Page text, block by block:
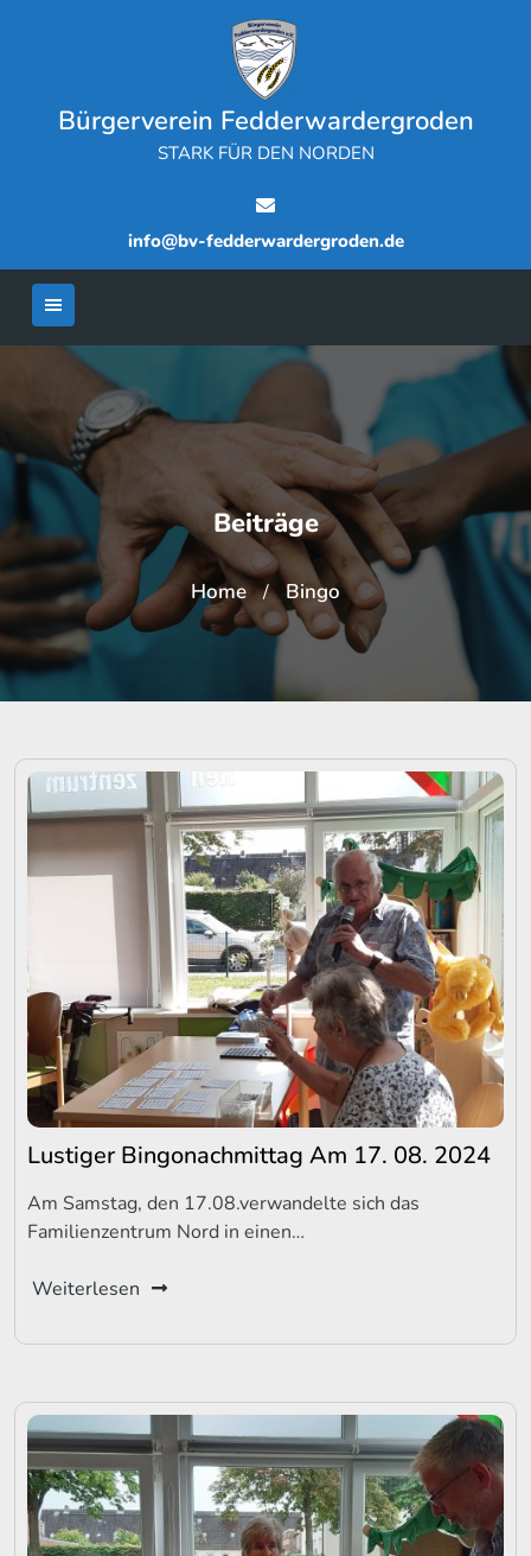
Bürgerverein Fedderwardergroden
STARK FÜR DEN NORDEN
info@bv-fedderwardergroden.de
Beiträge
Home / Bingo
Lustiger Bingonachmittag Am 17. 08. 2024
Am Samstag, den 17.08.verwandelte sich das
Familienzentrum Nord in einen…
Weiterlesen